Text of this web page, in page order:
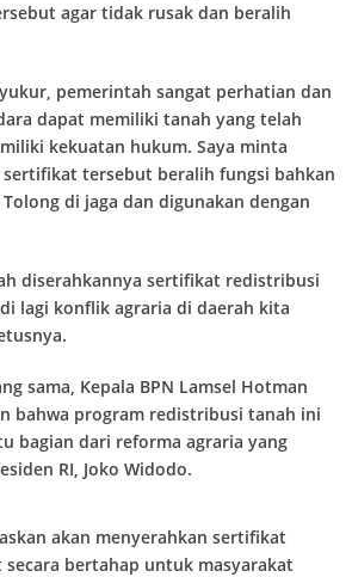
agar tidak rusak dan beralih
pemerintah sangat perhatian dan
dapat memiliki tanah yang telah
kekuatan hukum. Saya minta
tersebut beralih fungsi bahkan
di jaga dan digunakan dengan
diserahkannya sertifikat redistribusi
lagi konflik agraria di daerah kita
sama, Kepala BPN Lamsel Hotman
bahwa program redistribusi tanah ini
bagian dari reforma agraria yang
RI, Joko Widodo.
akan menyerahkan sertifikat
bertahap untuk masyarakat